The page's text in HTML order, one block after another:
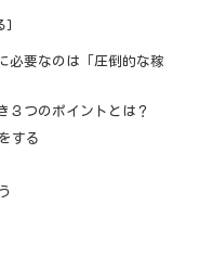
必要なのは「圧倒的な稼
３つのポイントとは？
する